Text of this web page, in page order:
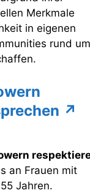
Merkmale
in eigenen
rund um
↗
an Frauen mit
Jahren.